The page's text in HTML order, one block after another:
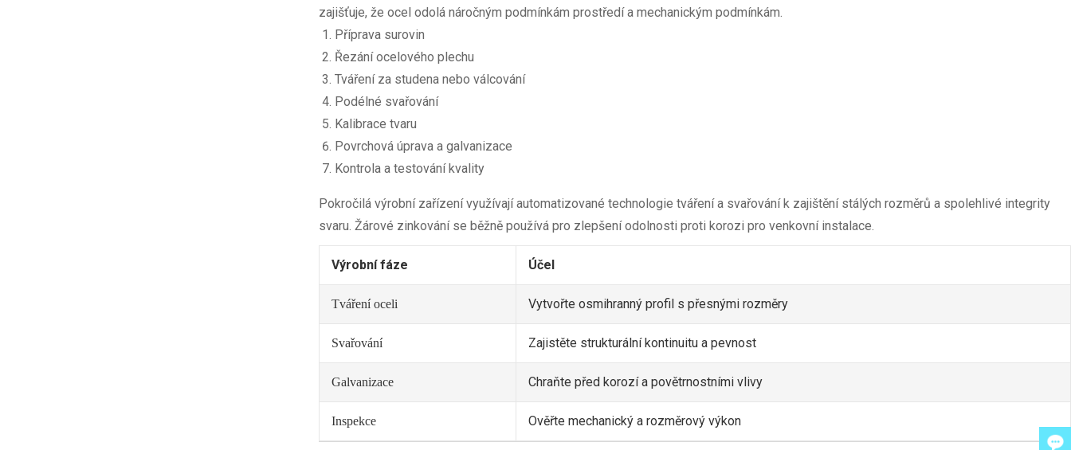
zajišťuje, že ocel odolá náročným podmínkám prostředí a mechanickým podmínkám.
Příprava surovin
Řezání ocelového plechu
Tváření za studena nebo válcování
Podélné svařování
Kalibrace tvaru
Povrchová úprava a galvanizace
Kontrola a testování kvality
Pokročilá výrobní zařízení využívají automatizované technologie tváření a svařování k zajištění stálých rozměrů a spolehlivé integrity
svaru. Žárové zinkování se běžně používá pro zlepšení odolnosti proti korozi pro venkovní instalace.
Výrobní fáze Účel
Tváření oceli Vytvořte osmihranný profil s přesnými rozměry
Svařování Zajistěte strukturální kontinuitu a pevnost
Galvanizace Chraňte před korozí a povětrnostními vlivy
Inspekce Ověřte mechanický a rozměrový výkon